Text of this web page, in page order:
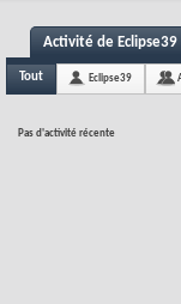
Activité de Eclipse39
Tout Eclipse39
Pas d'activité récente